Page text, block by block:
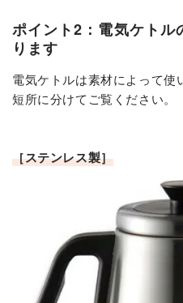
ポイント2：電気ケトル
ります
電気ケトルは素材によって使
短所に分けてご覧ください。
［ステンレス製］